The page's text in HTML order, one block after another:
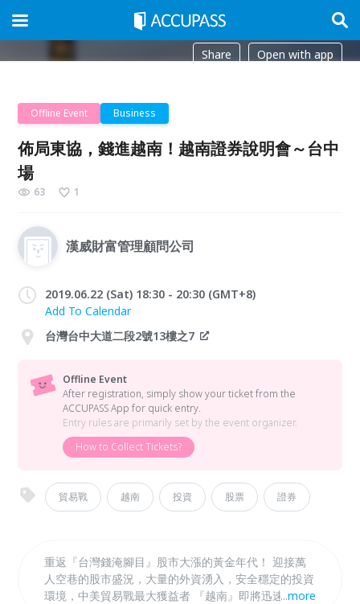
Share Open with app
Offline Event Business
佈局東協，錢進越南！越南證券說明會～台中
場
63 1
漢威財富管理顧問公司
2019.06.22 (Sat) 18:30 - 20:30 (GMT+8)
Add To Calendar
台灣台中大道二段2號13樓之7
Offline Event
After registration, simply show your ticket from the
ACCUPASS App for quick entry.
Entry rules are primarily set by the event organizer.
How to Collect Tickets?
貿易戰 越南 投資 股票 證券
重返『台灣錢淹腳目』股市大漲的黃金年代！ 迎接萬
人空巷的股市盛況，大量的外資湧入，安全穩定的投資
環境，中美貿易戰最大獲益者 『越南』即將迅速爆
...more